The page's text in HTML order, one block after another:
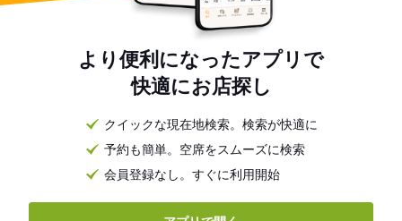
より便利になったアプリで
快適にお店探し
クイックな現在地検索。検索が快適に
予約も簡単。空席をスムーズに検索
会員登録なし。すぐに利用開始